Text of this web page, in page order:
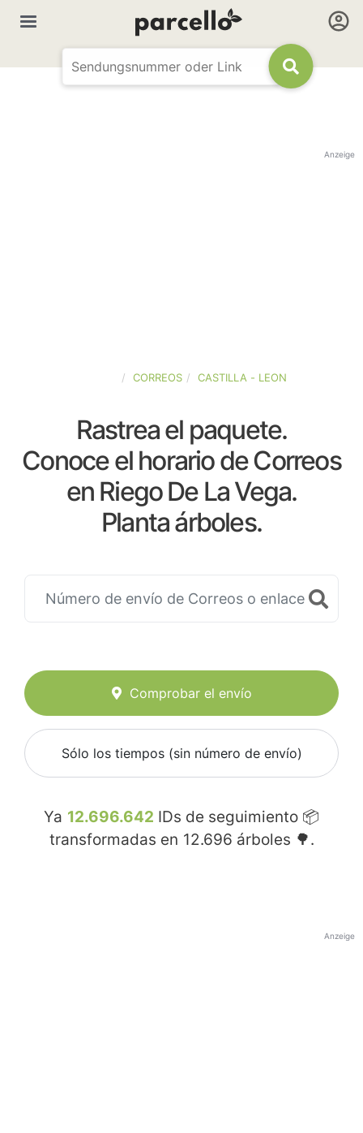
Anzeige
CORREOS CASTILLA - LEON
Rastrea el paquete.
Conoce el horario de Correos
en Riego De La Vega.
Planta árboles.
Comprobar el envío
Sólo los tiempos (sin número de envío)
Ya 12.696.642 IDs de seguimiento 📦
transformadas en 12.696 árboles 🌳.
Anzeige